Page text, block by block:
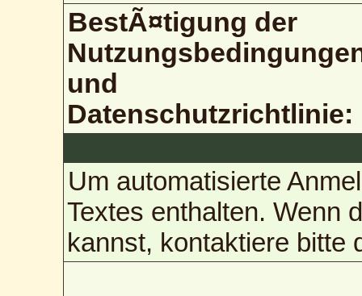
BestÃ¤tigung der
und
Datenschutzrichtlinie:
Um automatisierte
Textes enthalten. Wenn
kannst, kontaktiere bitte